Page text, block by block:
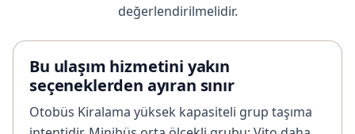
değerlendirilmelidir.
Bu ulaşım hizmetini yakın
seçeneklerden ayıran sınır
Otobüs Kiralama yüksek kapasiteli grup taşıma